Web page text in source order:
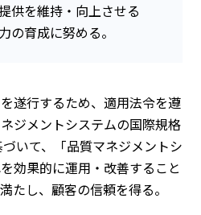
供を維持・向上させる
の育成に努める。
遂行するため、適用法令を遵
ジメントシステムの国際規格
づいて、「品質マネジメントシ
効果的に運用・改善すること
たし、顧客の信頼を得る。